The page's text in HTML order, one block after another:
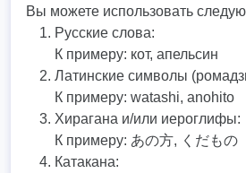
Вы можете использовать
Русские слова:
К примеру: кот, апельсин
Латинские символы
К примеру: watashi, anohito
Хирагана и/или иероглифы:
К примеру: あの方, くだもの
Катакана: